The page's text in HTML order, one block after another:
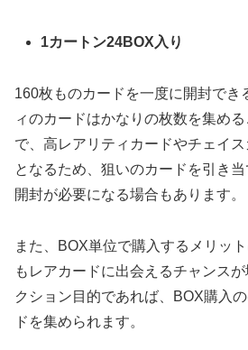
1カートン24BOX入り
160枚ものカードを一度に開封でき
ィのカードはかなりの枚数を集め
で、高レアリティカードやチェイ
となるため、狙いのカードを引き
開封が必要になる場合もあります。
また、BOX単位で購入するメリッ
もレアカードに出会えるチャンス
クション目的であれば、BOX購入
ドを集められます。